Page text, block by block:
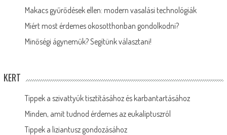
Makacs gyűrődések ellen: modern vasalási technológiák
Miért most érdemes okosotthonban gondolkodni?
Minőségi ágyneműk? Segítünk választani!
KERT
Tippek a szivattyúk tisztításához és karbantartásához
Minden, amit tudnod érdemes az eukaliptuszról
Tippek a liziantusz gondozásához